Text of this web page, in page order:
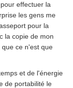
effectuer la
les gens me
pour la
la copie de mon
ce n'est que
et de l'énergie
de portabilité le